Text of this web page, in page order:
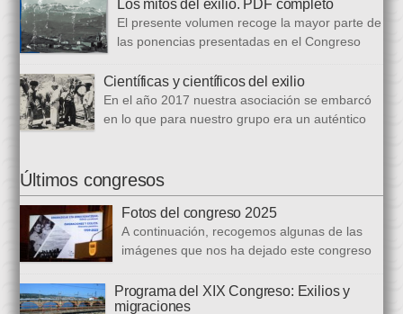
biografía, bibliografía y una recopilación fotográfica. Los
coordinadores han sido Carmen Gil Fombellida y José Ramón
Zabala. Con ellos han particidado once escritores: […]
Los mitos del exilio. PDF completo
El presente volumen recoge la mayor parte de
las ponencias presentadas en el Congreso
primera vez, hemos acordado difundirlo, además de en
formato papel, en formato PDF con la finalidad de reducir los
costes de correo que supone su difusión. En este PDF es
posible acceder a todos […]
Científicas y científicos del exilio
En el año 2017 nuestra asociación se embarcó
en lo que para nuestro grupo era un auténtico
ciencia del exilio. El objetivo era recuperar y difundir las figuras
y la obra de los científicos y científicas que tuvieron que […]
Últimos congresos
Fotos del congreso 2025
A continuación, recogemos algunas de las
imágenes que nos ha dejado este congreso
distintos escenarios de la Diputación Foral del Gipuzkoa, la
Biblioteca Carlos Santamaría y la Facultad de Letras de la
Programa del XIX Congreso: Exilios y
migraciones